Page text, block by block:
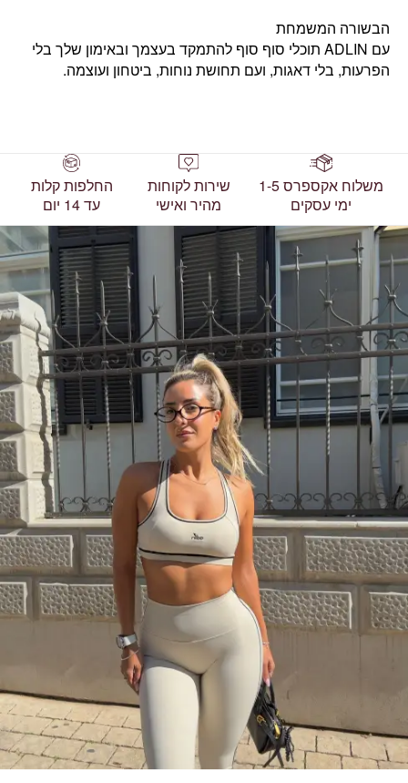
הבשורה המשמחת
עם ADLIN תוכלי סוף סוף להתמקד בעצמך ובאימון שלך בלי
הפרעות, בלי דאגות, ועם תחושת נוחות, ביטחון ועוצמה.
משלוח אקספרס 1-5
ימי עסקים
שירות לקוחות
מהיר ואישי
החלפות קלות
עד 14 יום